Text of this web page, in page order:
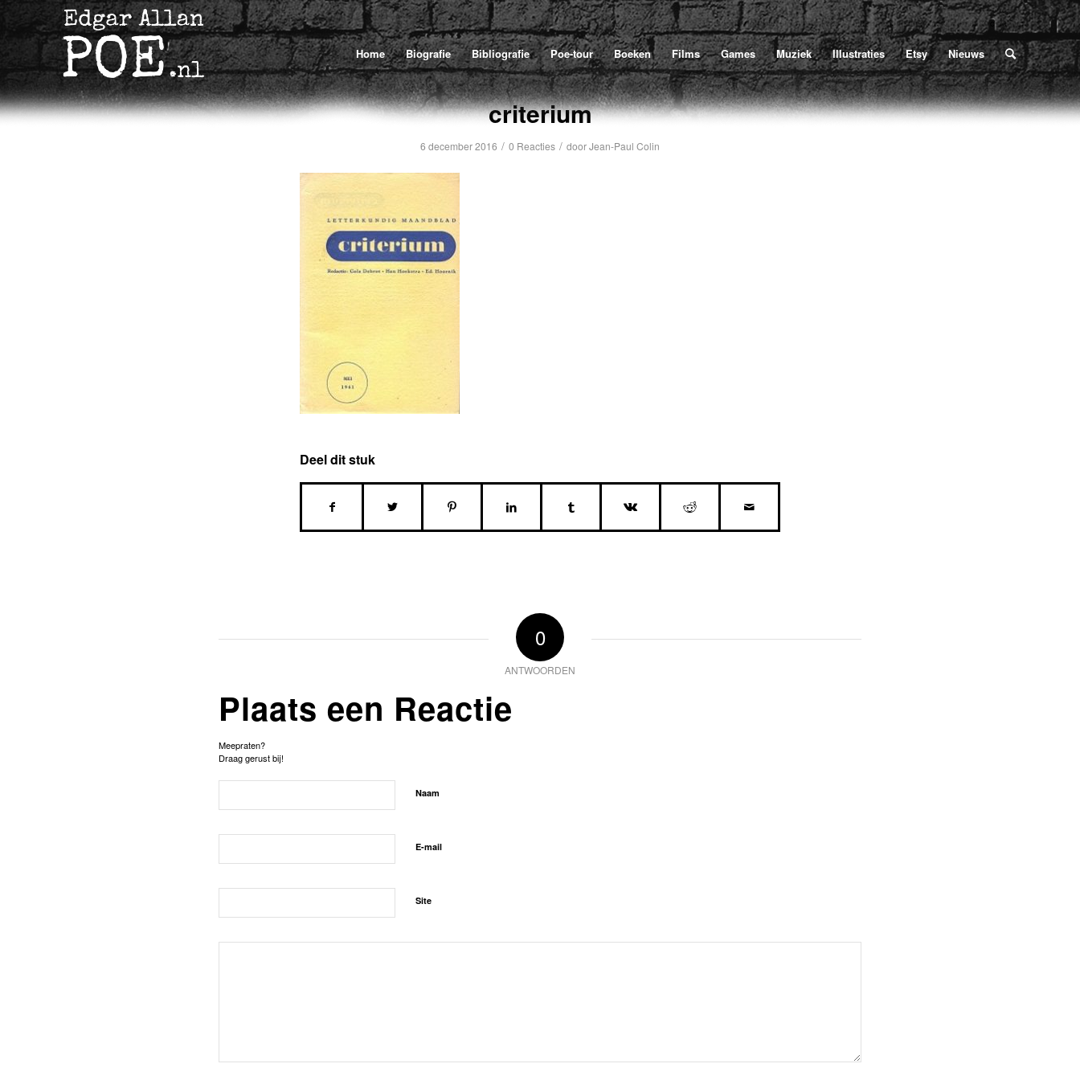
Home Biografie Bibliografie Poe-tour Boeken Films Games Muziek Illustraties Etsy Nieuws
U bevindt zich hier: Home / Poe / Letterkundig maandblad Criterium / criterium
criterium
6 december 2016 / 0 Reacties / doorJean-Paul Colin
Deel dit stuk
0
ANTWOORDEN
Plaats een Reactie
Meepraten?
Draag gerust bij!
Naam
E-mail
Site